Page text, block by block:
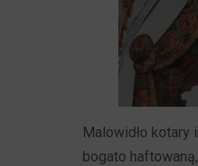
Malowidło kotary
bogato